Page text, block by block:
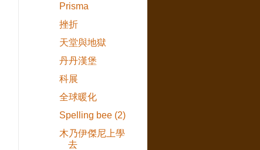
Prisma
挫折
天堂與地獄
丹丹漢堡
科展
全球暖化
Spelling bee (2)
木乃伊傑尼上學
去